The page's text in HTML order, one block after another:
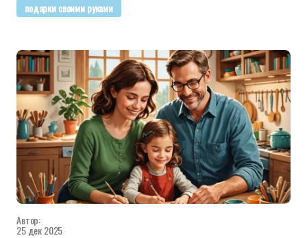
подарки своими руками
Автор:
25 дек 2025